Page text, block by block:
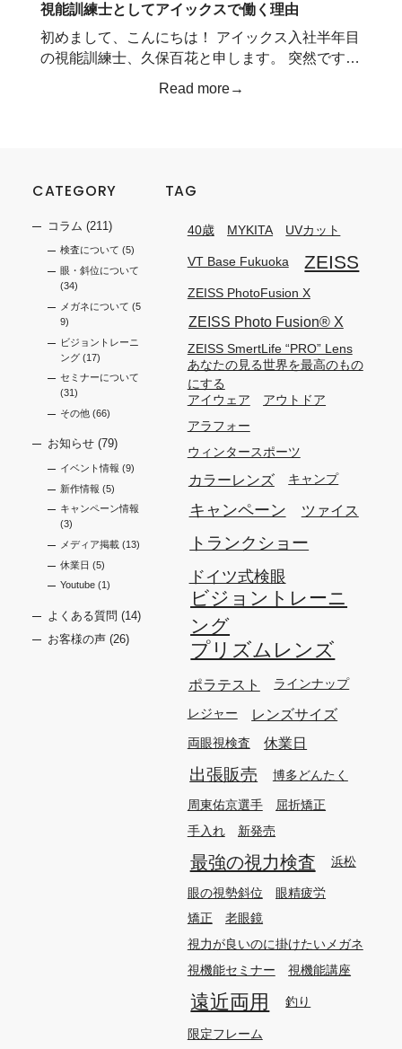
視能訓練士としてアイックスで働く理由
初めまして、こんにちは！ アイックス入社半年目
の視能訓練士、久保百花と申します。 突然です…
Read more→
CATEGORY
コラム (211)
検査について (5)
眼・斜位について
(34)
メガネについて (5
9)
ビジョントレーニ
ング(17)
セミナーについて
(31)
その他(66)
お知らせ(79)
イベント情報 (9)
新作情報 (5)
キャンペーン情報
(3)
メディア掲載(13)
休業日 (5)
Youtube(1)
よくある質問 (14)
お客様の声(26)
TAG
40歳 MYKITA UVカット
VT Base Fukuoka ZEISS
ZEISS PhotoFusion X
ZEISS Photo Fusion®︎ X
ZEISS SmertLife “PRO” Lens
あなたの見る世界を最高のもの
にする
アイウェア
アウトドア
アラフォー
ウィンタースポーツ
カラーレンズ キャンプ
キャンペーン ツァイス
トランクショー
ドイツ式検眼
ビジョントレーニ
ング
プリズムレンズ
ポラテスト ラインナップ
レジャー レンズサイズ
両眼視検査 休業日
出張販売 博多どんたく
周東佑京選手
屈折矯正
手入れ
新発売
最強の視力検査 浜松
眼の視勢斜位
眼精疲労
矯正
老眼鏡
視力が良いのに掛けたいメガネ
視機能セミナー
視機能講座
遠近両用 釣り
限定フレーム